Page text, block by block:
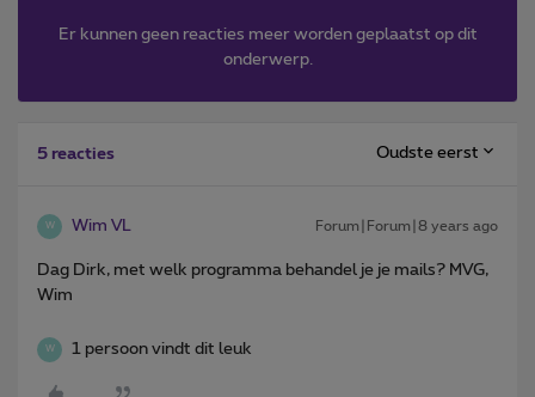
Er kunnen geen reacties meer worden geplaatst op dit
onderwerp.
5 reacties Oudste eerst
W Wim VL Forum|Forum|8 years ago
Dag Dirk, met welk programma behandel je je mails? MVG,
Wim
W 1 persoon vindt dit leuk